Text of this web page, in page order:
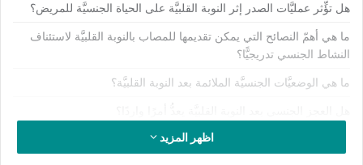
هل تؤِّثر عمليَّات الصدر إثر النوبة القلبيَّة على الحياة الجنسيَّة للمريض؟
ما هي أهمّ النصائح التي يمكن تقديمها للمصاب بالنوبة القلبيَّة لاستئناف
النشاط الجنسي تدريجيًّا؟
ما هي الوضعيَّات الجنسيَّة الملائمة بعد النوبة القلبيَّة؟
إذا كنت قد تعرَّضت لنوبة قلبيَّة فإنَّ ممارسة الجنس ممكنة بعد النوبة
اظهر المزيد